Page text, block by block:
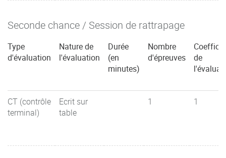
Seconde chance / Session de rattrapage
Type
d'évaluation
Nature de
l'évaluation
Durée
(en
minutes)
Nombre
d'épreuves
de
CT (contrôle
terminal)
Ecrit sur
table
1 1